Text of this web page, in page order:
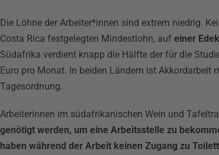
Die Löhne der Arbeiter*innen sind extrem niedrig.
Costa Rica festgelegten Mindestlohn, auf einer
Südafrika verdient knapp die Hälfte der für die
Euro pro Monat. In beiden Ländern ist
Tagesordnung.
Arbeiterinnen im südafrikanischen Wein und
genötigt werden, um eine Arbeitsstelle zu
haben während der Arbeit keinen Zugang zu